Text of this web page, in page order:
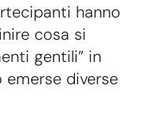
hanno
cosa si
gentili” in
emerse diverse